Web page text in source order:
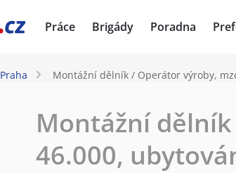
Práce Brigády Poradna
Praha Montážní dělník / Operátor výroby,
Montážní
46.000,